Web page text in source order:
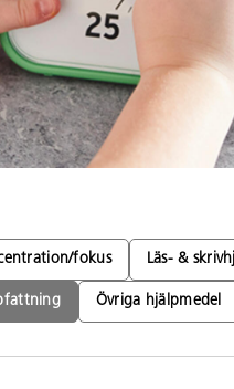
fokus Läs- &
Övriga hjälpmedel